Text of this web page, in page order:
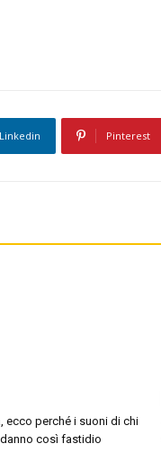
Linkedin Pinterest
ecco perché i suoni di chi
così fastidio